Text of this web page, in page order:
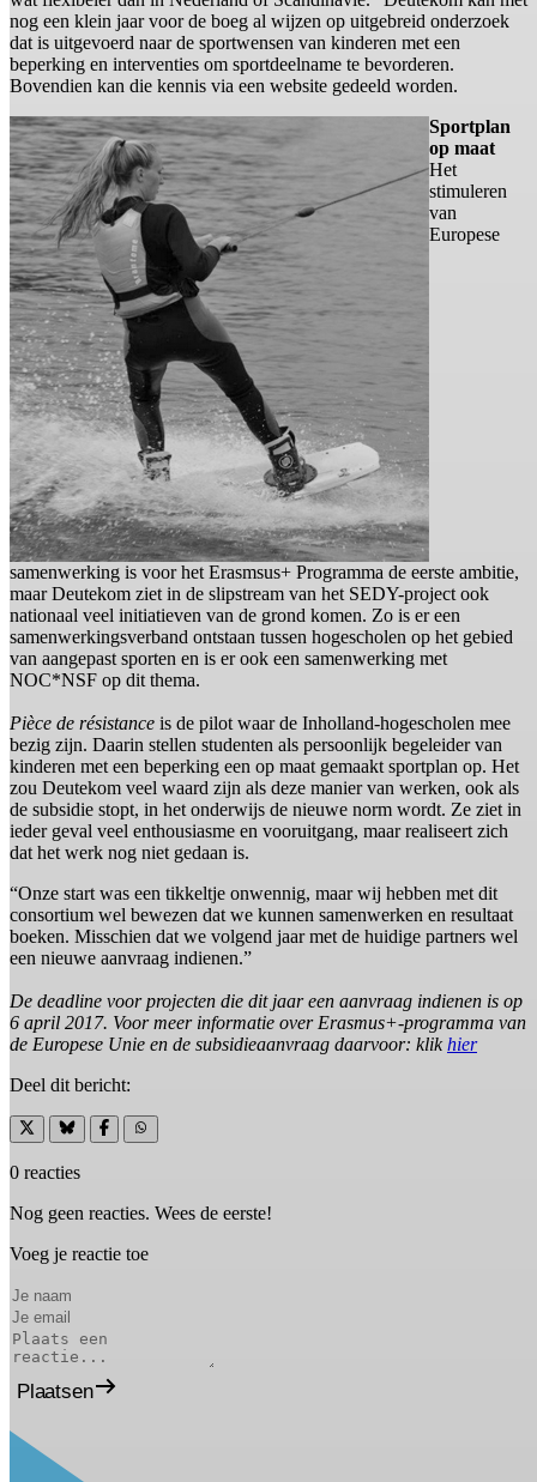
nog een klein jaar voor de boeg al wijzen op uitgebreid onderzoek
dat is uitgevoerd naar de sportwensen van kinderen met een
beperking en interventies om sportdeelname te bevorderen.
Bovendien kan die kennis via een website gedeeld worden.
Sportplan
op maat
Het
stimuleren
van
Europese
samenwerking is voor het Erasmsus+ Programma de eerste ambitie,
maar Deutekom ziet in de slipstream van het SEDY-project ook
nationaal veel initiatieven van de grond komen. Zo is er een
samenwerkingsverband ontstaan tussen hogescholen op het gebied
van aangepast sporten en is er ook een samenwerking met
NOC*NSF op dit thema.
Pièce de résistance is de pilot waar de Inholland-hogescholen mee
bezig zijn. Daarin stellen studenten als persoonlijk begeleider van
kinderen met een beperking een op maat gemaakt sportplan op. Het
zou Deutekom veel waard zijn als deze manier van werken, ook als
de subsidie stopt, in het onderwijs de nieuwe norm wordt. Ze ziet in
ieder geval veel enthousiasme en vooruitgang, maar realiseert zich
dat het werk nog niet gedaan is.
“Onze start was een tikkeltje onwennig, maar wij hebben met dit
consortium wel bewezen dat we kunnen samenwerken en resultaat
boeken. Misschien dat we volgend jaar met de huidige partners wel
een nieuwe aanvraag indienen.”
De deadline voor projecten die dit jaar een aanvraag indienen is op
6 april 2017. Voor meer informatie over Erasmus+-programma van
de Europese Unie en de subsidieaanvraag daarvoor: klikhier
Deel dit bericht:
0 reacties
Nog geen reacties. Wees de eerste!
Voeg je reactie toe
Plaatsen